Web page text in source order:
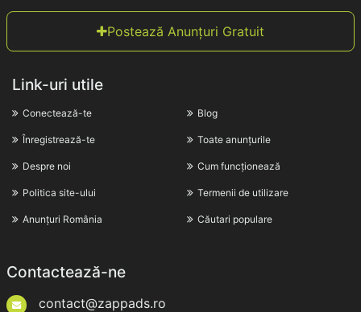
Postează Anunțuri Gratuit
Link-uri utile
Conectează-te
Înregistrează-te
Despre noi
Politica site-ului
Anunțuri România
Blog
Toate anunțurile
Cum funcționează
Termenii de utilizare
Căutari populare
Contactează-ne
contact@zappads.ro